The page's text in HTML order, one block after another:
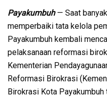
Payakumbuh— Saat
memperbaiki tata kelola
Payakumbuh kembali
pelaksanaan reformasi
Kementerian
Reformasi Birokrasi
Birokrasi Kota